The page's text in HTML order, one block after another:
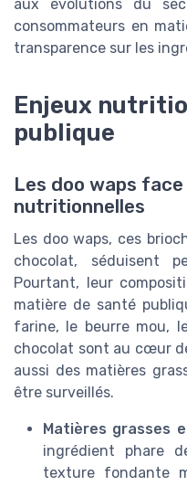
aux évolutions du
consommateurs en
transparence sur les
Enjeux
publique
Les doo waps
nutritionnelles
Les doo waps, ces
chocolat, séduisent
Pourtant, leur
matière de santé
farine, le beurre mou,
chocolat sont au cœur
aussi des matières
être surveillés.
Matières grasses
ingrédient phare
texture fondante